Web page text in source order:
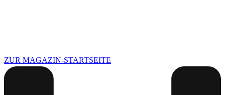
ZUR MAGAZIN-STARTSEITE